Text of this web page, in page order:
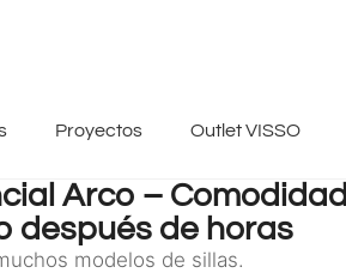
Proyectos Outlet VISSO
Arco – Comodidad
después de horas
modelos de sillas.